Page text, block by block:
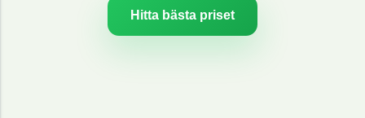
Hitta bästa priset